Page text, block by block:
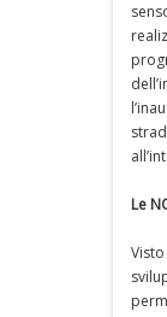
Le